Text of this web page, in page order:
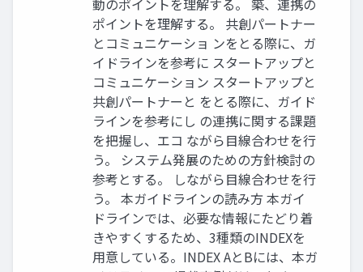
動のポイントを理解する。 築、連携の
ポイントを理解する。 共創パートナー
とコミュニケーショ ンをとる際に、ガ
イドラインを参考に スタートアップと
コミュニケーション スタートアップと
共創パートナーと をとる際に、ガイド
ラインを参考にし の連携に関する課題
を把握し、エコ ながら目線合わせを行
う。 システム発展のための方針検討の
参考とする。 しながら目線合わせを行
う。 本ガイドラインの読み方 本ガイ
ドラインでは、必要な情報にたどり着
きやすくするため、3種類のINDEXを
用意している。INDEX AとBには、本ガ